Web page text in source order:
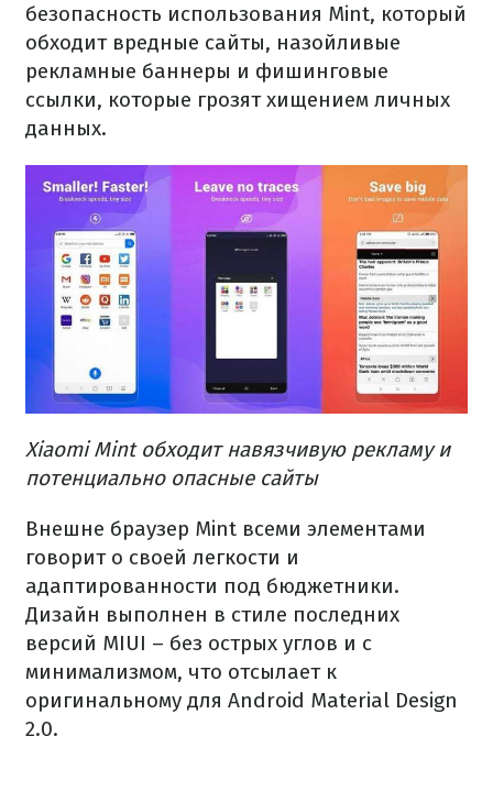
безопасность использования Mint, который
обходит вредные сайты, назойливые
рекламные баннеры и фишинговые
ссылки, которые грозят хищением личных
данных.
Xiaomi Mint обходит навязчивую рекламу и
потенциально опасные сайты
Внешне браузер Mint всеми элементами
говорит о своей легкости и
адаптированности под бюджетники.
Дизайн выполнен в стиле последних
версий MIUI – без острых углов и с
минимализмом, что отсылает к
оригинальному для Android Material Design
2.0.